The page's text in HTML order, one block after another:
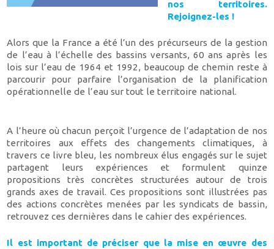
nos territoires.
Rejoignez-les !
Alors que la France a été l’un des précurseurs de la gestion
de l’eau à l’échelle des bassins versants, 60 ans après les
lois sur l’eau de 1964 et 1992, beaucoup de chemin reste à
parcourir pour parfaire l’organisation de la planification
opérationnelle de l’eau sur tout le territoire national.
A l’heure où chacun perçoit l’urgence de l’adaptation de nos
territoires aux effets des changements climatiques, à
travers ce livre bleu, les nombreux élus engagés sur le sujet
partagent leurs expériences et formulent quinze
propositions très concrètes structurées autour de trois
grands axes de travail. Ces propositions sont illustrées pas
des actions concrètes menées par les syndicats de bassin,
retrouvez ces dernières dans le cahier des expériences.
Il est important de préciser que la mise en œuvre des